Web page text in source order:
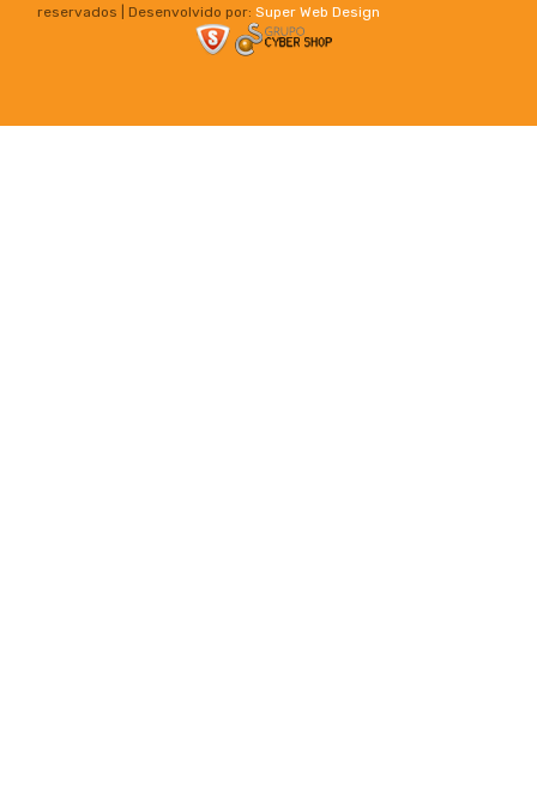
reservados | Desenvolvido por: Super Web Design